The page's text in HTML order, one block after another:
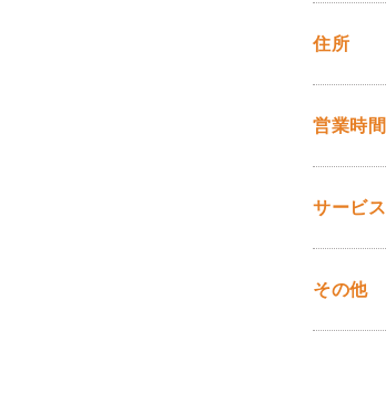
住所
営業時間
サービス
その他